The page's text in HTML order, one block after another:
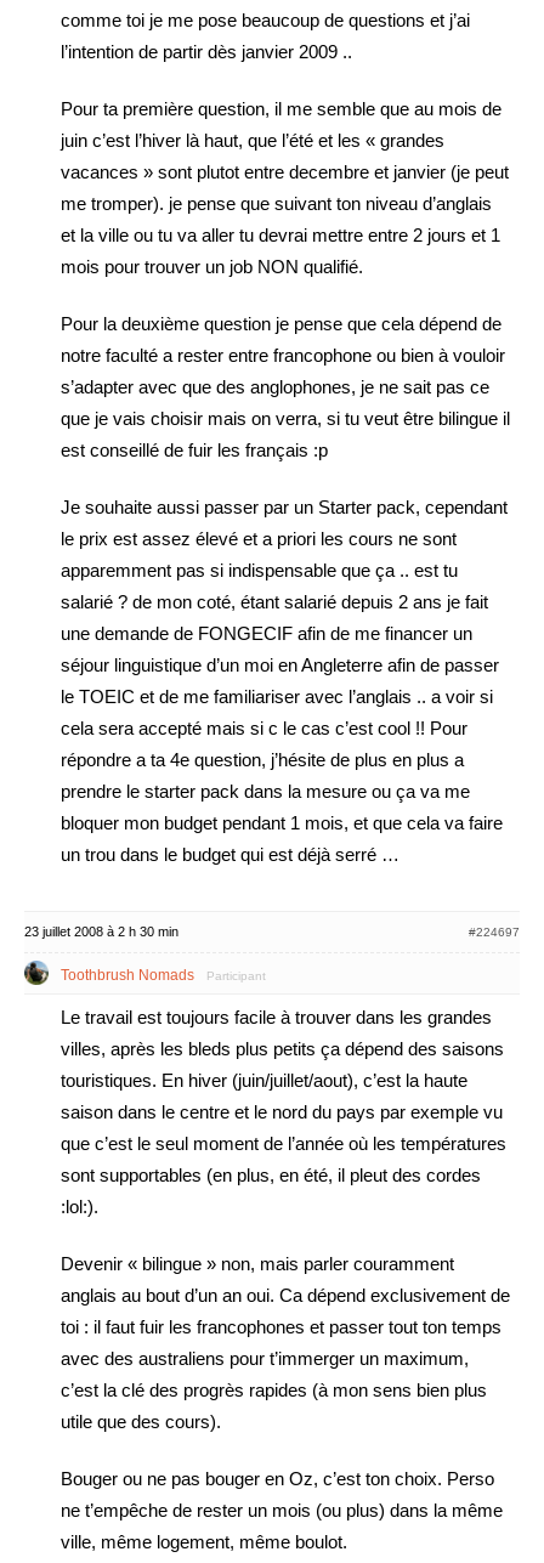
comme toi je me pose beaucoup de questions et j’ai
l’intention de partir dès janvier 2009 ..
Pour ta première question, il me semble que au mois de
juin c’est l’hiver là haut, que l’été et les « grandes
vacances » sont plutot entre decembre et janvier (je peut
me tromper). je pense que suivant ton niveau d’anglais
et la ville ou tu va aller tu devrai mettre entre 2 jours et 1
mois pour trouver un job NON qualifié.
Pour la deuxième question je pense que cela dépend de
notre faculté a rester entre francophone ou bien à vouloir
s’adapter avec que des anglophones, je ne sait pas ce
que je vais choisir mais on verra, si tu veut être bilingue il
est conseillé de fuir les français :p
Je souhaite aussi passer par un Starter pack, cependant
le prix est assez élevé et a priori les cours ne sont
apparemment pas si indispensable que ça .. est tu
salarié ? de mon coté, étant salarié depuis 2 ans je fait
une demande de FONGECIF afin de me financer un
séjour linguistique d’un moi en Angleterre afin de passer
le TOEIC et de me familiariser avec l’anglais .. a voir si
cela sera accepté mais si c le cas c’est cool !! Pour
répondre a ta 4e question, j’hésite de plus en plus a
prendre le starter pack dans la mesure ou ça va me
bloquer mon budget pendant 1 mois, et que cela va faire
un trou dans le budget qui est déjà serré …
23 juillet 2008 à 2 h 30 min #224697
Toothbrush Nomads Participant
Le travail est toujours facile à trouver dans les grandes
villes, après les bleds plus petits ça dépend des saisons
touristiques. En hiver (juin/juillet/aout), c’est la haute
saison dans le centre et le nord du pays par exemple vu
que c’est le seul moment de l’année où les températures
sont supportables (en plus, en été, il pleut des cordes
:lol:).
Devenir « bilingue » non, mais parler couramment
anglais au bout d’un an oui. Ca dépend exclusivement de
toi : il faut fuir les francophones et passer tout ton temps
avec des australiens pour t’immerger un maximum,
c’est la clé des progrès rapides (à mon sens bien plus
utile que des cours).
Bouger ou ne pas bouger en Oz, c’est ton choix. Perso
ne t’empêche de rester un mois (ou plus) dans la même
ville, même logement, même boulot.